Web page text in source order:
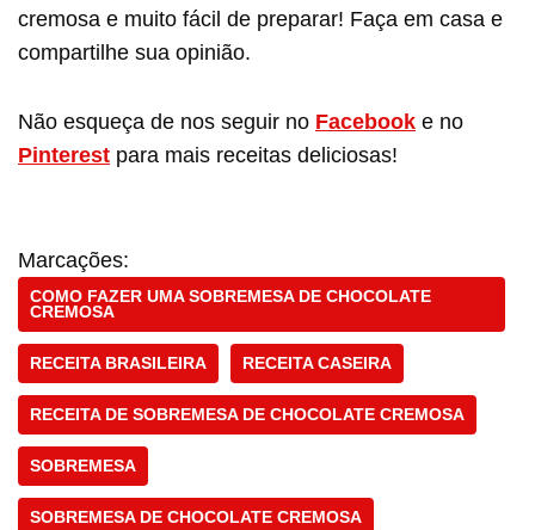
cremosa e muito fácil de preparar! Faça em casa e
compartilhe sua opinião.
Não esqueça de nos seguir no Facebook e no
Pinterest para mais receitas deliciosas!
Marcações:
COMO FAZER UMA SOBREMESA DE CHOCOLATE
CREMOSA
RECEITA BRASILEIRA RECEITA CASEIRA
RECEITA DE SOBREMESA DE CHOCOLATE CREMOSA
SOBREMESA
SOBREMESA DE CHOCOLATE CREMOSA